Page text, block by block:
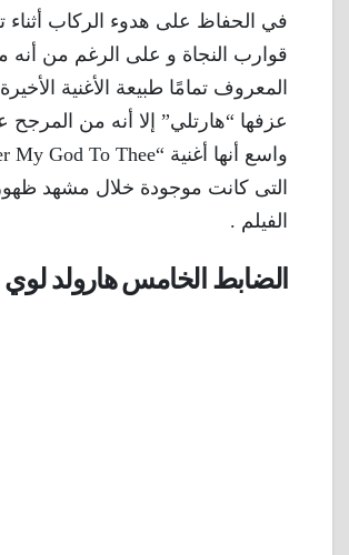
في الحفاظ على هدوء الركاب أثناء
قوارب النجاة و على الرغم من أنه
المعروف تمامًا طبيعة الأغنية
عزفها “هارتلي” إلا أنه من
التى كانت موجودة خلال مشهد
الفيلم .
الضابط الخامس هارولد لوي